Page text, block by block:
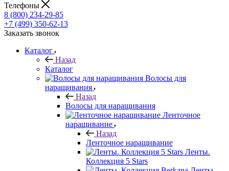
Телефоны
8 (800) 234-29-85
+7 (499) 350-62-13
Заказать звонок
Каталог
Назад
Каталог
Волосы для
наращивания
Назад
Волосы для наращивания
Ленточное
наращивание
Назад
Ленточное наращивание
Ленты.
Коллекция 5 Stars